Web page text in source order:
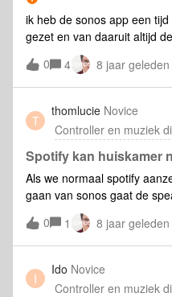
ik heb de sonos app een
gezet en van daaruit altijd
probeerde ik op mijn laptop
beheren instellingen
music map ging niet dan
waar de muziek staat op
sonos kan de muziekmap
gedeelde map "\\desktop-
0 4 8 jaar geleden
T
thomlucie Novice
Controller en muziek
Spotify kan huiskamer
Als we normaal spotify
gaan van sonos gaat de
niet en knippert het blauwe
nu?0 1 8 jaar geleden
I
Ido Novice
Controller en muziek